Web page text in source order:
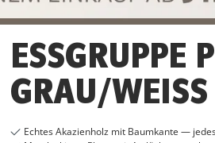
ESSGRUPPE
GRAU/WEISS
Echtes Akazienholz mit Baumkante —